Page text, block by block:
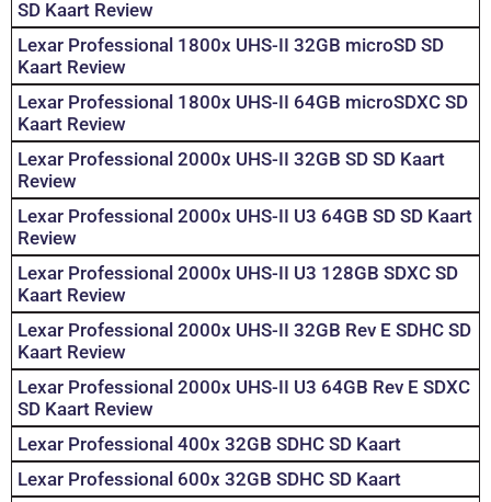
SD Kaart Review
Lexar Professional 1800x UHS-II 32GB microSD SD
Kaart Review
Lexar Professional 1800x UHS-II 64GB microSDXC SD
Kaart Review
Lexar Professional 2000x UHS-II 32GB SD SD Kaart
Review
Lexar Professional 2000x UHS-II U3 64GB SD SD Kaart
Review
Lexar Professional 2000x UHS-II U3 128GB SDXC SD
Kaart Review
Lexar Professional 2000x UHS-II 32GB Rev E SDHC SD
Kaart Review
Lexar Professional 2000x UHS-II U3 64GB Rev E SDXC
SD Kaart Review
Lexar Professional 400x 32GB SDHC SD Kaart
Lexar Professional 600x 32GB SDHC SD Kaart